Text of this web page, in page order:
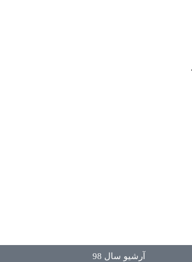
آرشیو سال 98